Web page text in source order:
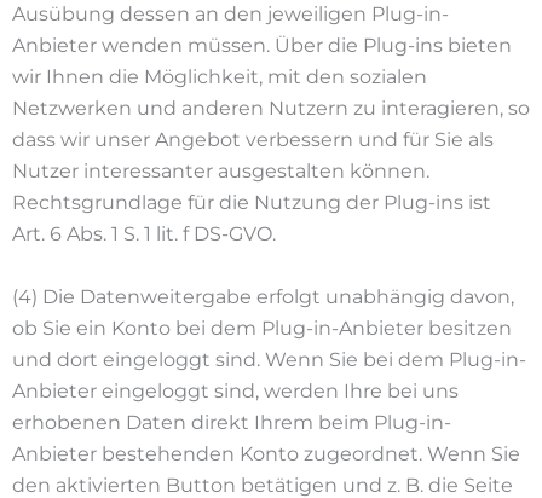
Ausübung dessen an den jeweiligen Plug-in-
Anbieter wenden müssen. Über die Plug-ins bieten
wir Ihnen die Möglichkeit, mit den sozialen
Netzwerken und anderen Nutzern zu interagieren, so
dass wir unser Angebot verbessern und für Sie als
Nutzer interessanter ausgestalten können.
Rechtsgrundlage für die Nutzung der Plug-ins ist
Art. 6 Abs. 1 S. 1 lit. f DS-GVO.
(4) Die Datenweitergabe erfolgt unabhängig davon,
ob Sie ein Konto bei dem Plug-in-Anbieter besitzen
und dort eingeloggt sind. Wenn Sie bei dem Plug-in-
Anbieter eingeloggt sind, werden Ihre bei uns
erhobenen Daten direkt Ihrem beim Plug-in-
Anbieter bestehenden Konto zugeordnet. Wenn Sie
den aktivierten Button betätigen und z. B. die Seite